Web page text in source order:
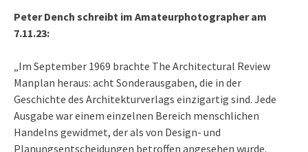
Peter Dench schreibt im Amateurphotographer am
7.11.23:
„Im September 1969 brachte The Architectural Review
Manplan heraus: acht Sonderausgaben, die in der
Geschichte des Architekturverlags einzigartig sind. Jede
Ausgabe war einem einzelnen Bereich menschlichen
Handelns gewidmet, der als von Design- und
Planungsentscheidungen betroffen angesehen wurde.